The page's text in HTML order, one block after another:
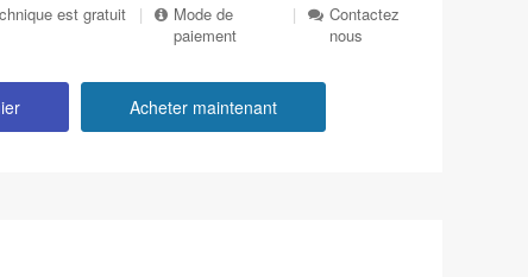
est gratuit
|
Mode de
paiement
|
Contactez
nous
Acheter maintenant